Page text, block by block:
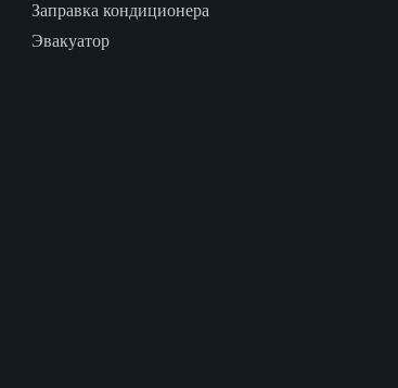
Заправка кондиционера
Эвакуатор